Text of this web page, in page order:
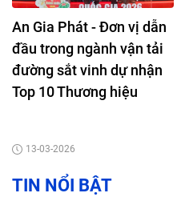
An Gia Phát - Đơn vị dẫn
đầu trong ngành vận tải
đường sắt vinh dự nhận
Top 10 Thương hiệu
13-03-2026
TIN NỔI BẬT